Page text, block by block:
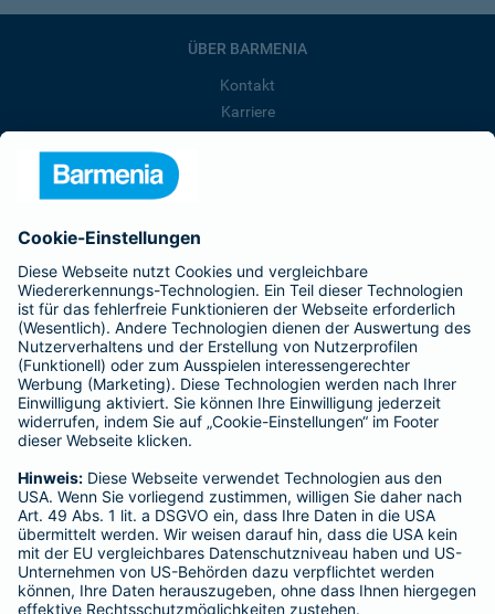
ÜBER BARMENIA
Kontakt
Karriere
Barmenia ist Teil der BarmeniaGothaer
BELIEBTE SEITEN
Kranken-Zusatzversicherung
Tierversicherungen
Haftpflichtversicherung
Hausratversicherung
Adresse ändern
Schaden melden
Kilometerstandsmeldung
Serviceübersicht